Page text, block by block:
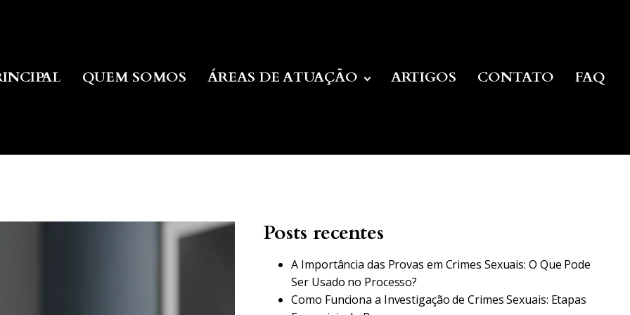
QUEM SOMOS ÁREAS DE ATUAÇÃO ARTIGOS CONTATO FAQ
Posts recentes
A Importância das Provas em Crimes Sexuais: O Que Pode
Ser Usado no Processo?
Como Funciona a Investigação de Crimes Sexuais: Etapas